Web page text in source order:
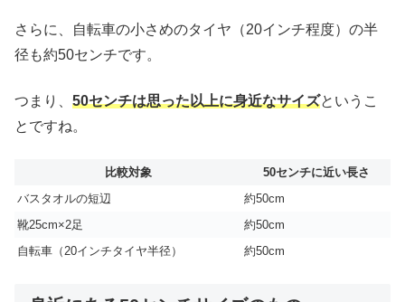
さらに、自転車の小さめのタイヤ（20インチ程度）の半
径も約50センチです。
つまり、 50センチは思った以上に身近なサイズというこ
とですね。
比較対象
50センチに近い長さ
バスタオルの短辺
約50cm
靴25cm×2足
約50cm
自転車（20インチタイヤ半径）
約50cm